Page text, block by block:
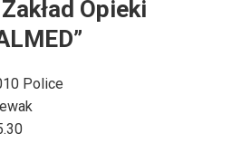
Opieki
Police